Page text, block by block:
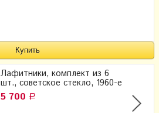
Лафитники, комплект из 6
шт., советское стекло, 1960-е
5 700 Р